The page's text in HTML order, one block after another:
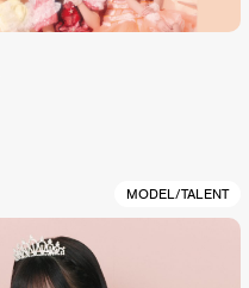
MODEL/TALENT